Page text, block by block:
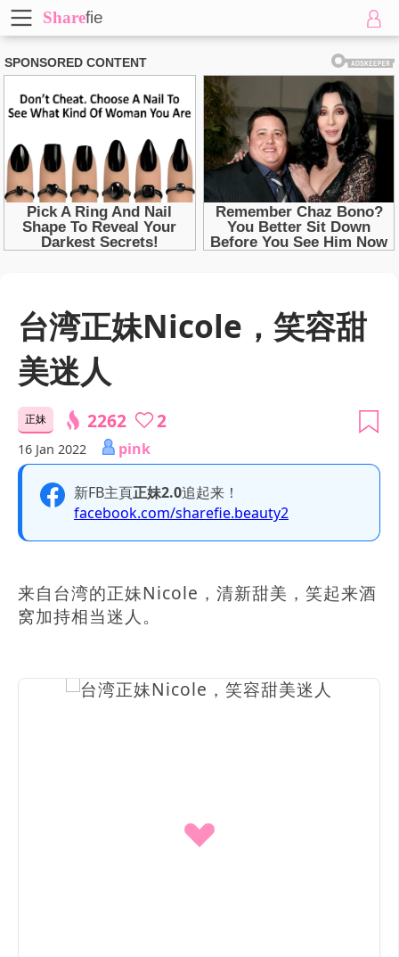
Sharefie
台湾正妹Nicole，笑容甜
美迷人
正妹 2262 2
16 Jan 2022 pink
新FB主頁正妹2.0追起来！
facebook.com/sharefie.beauty2
来自台湾的正妹Nicole，清新甜美，笑起来酒
窝加持相当迷人。